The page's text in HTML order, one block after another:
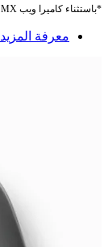
*باستثناء كاميرا ويب MX و MX Ink
معرفة المزيد